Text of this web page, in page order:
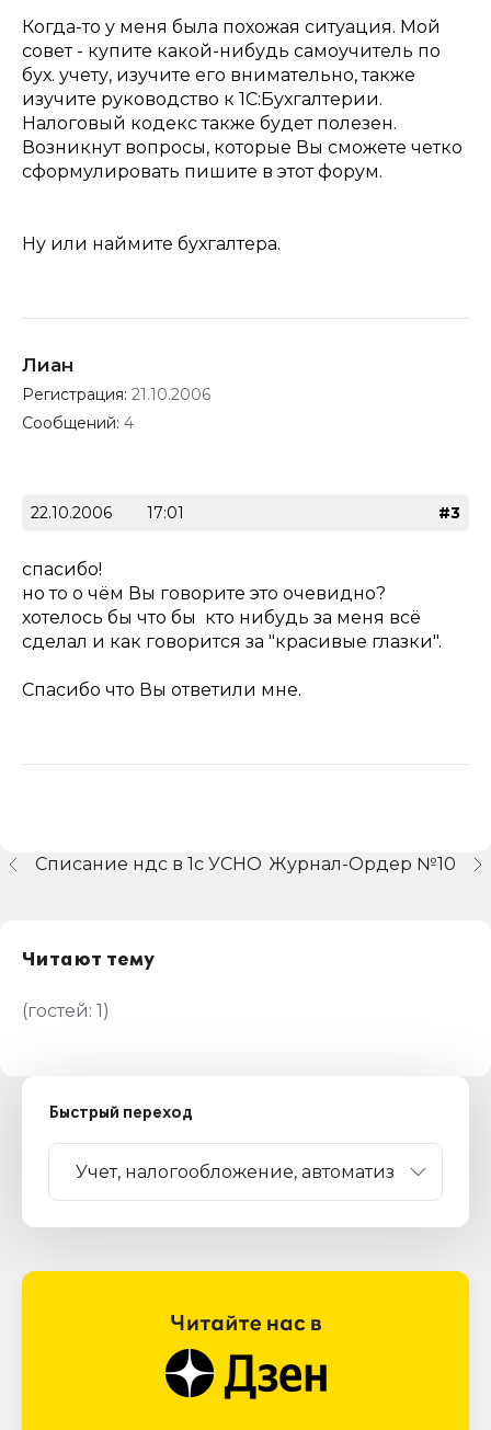
Когда-то у меня была похожая ситуация. Мой
совет - купите какой-нибудь самоучитель по
бух. учету, изучите его внимательно, также
изучите руководство к 1С:Бухгалтерии.
Налоговый кодекс также будет полезен.
Возникнут вопросы, которые Вы сможете четко
сформулировать пишите в этот форум.
Ну или наймите бухгалтера.
Лиан
Регистрация: 21.10.2006
Сообщений: 4
22.10.2006 17:01 #3
спасибо!
но то о чём Вы говорите это очевидно?
хотелось бы что бы кто нибудь за меня всё
сделал и как говорится за "красивые глазки".
Спасибо что Вы ответили мне.
Журнал-Ордер №10
Списание ндс в 1с УСНО
Читают тему
(гостей: 1)
Быстрый переход